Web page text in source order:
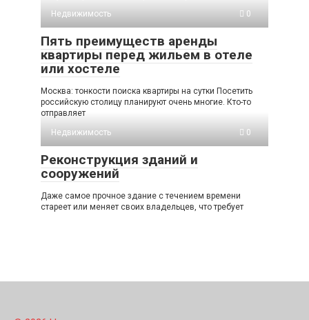
Недвижимость
0
Пять преимуществ аренды
квартиры перед жильем в отеле
или хостеле
Москва: тонкости поиска квартиры на сутки Посетить
российскую столицу планируют очень многие. Кто-то
отправляет
Недвижимость
0
Реконструкция зданий и
сооружений
Даже самое прочное здание с течением времени
стареет или меняет своих владельцев, что требует